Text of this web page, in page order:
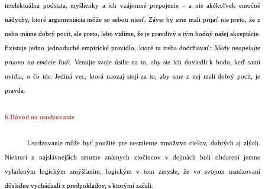
intelektuálna podstata, myšlienky a ich vzájomné prepojenie – a nie akékoľvek emočné
nádychy, ktoré argumentácia môže so sebou niesť. Záver by sme mali prijať nie preto, že z
neho máme dobrý pocit, ale preto, lebo vidíme, že je pravdivý a tým hodný našej akceptácie.
Existuje jedno jednoduché empirické pravidlo, ktoré tu treba dodržiavať: Nikdy neapelujte
priamo na emócie ľudí. Venujte svoje úsilie na to, aby ste ich doviedli k bodu, keď sami
uvidia, o čo ide. Jediná vec, ktorá naozaj stojí za to, aby sme z nej mali dobrý pocit, je
pravda.
6.Dôvod na usudzovanie
Usudzovanie môže byť použité pre nesmierne množstvo cieľov, dobrých aj zlých.
Niektorí z najslávnejších smutne známych zločincov v dejinách boli obdarení jemne
vyladeným logickým zmýšľaním, logickým v tom zmysle, že vo svojom usudzovaní
dôsledne vychádzali z predpokladov, s ktorými začali.